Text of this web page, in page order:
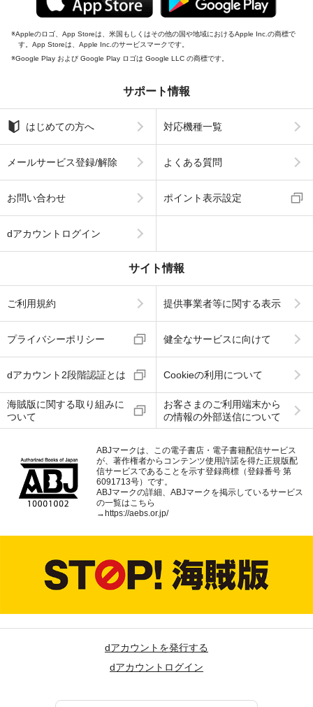
Appleのロゴ、App Storeは、米国もしくはその他の国や地域におけるApple Inc.の商標で
す。App Storeは、Apple Inc.のサービスマークです。
Google Play および Google Play ロゴは Google LLC の商標です。
サポート情報
はじめての方へ 対応機種一覧
メールサービス登録/解除 よくある質問
お問い合わせ ポイント表示設定
dアカウントログイン
サイト情報
ご利用規約 提供事業者等に関する表示
プライバシーポリシー 健全なサービスに向けて
dアカウント2段階認証とは Cookieの利用について
海賊版に関する取り組みに
ついて
お客さまのご利用端末から
の情報の外部送信について
ABJマークは、この電子書店・電子書籍配信サービス
が、著作権者からコンテンツ使用許諾を得た正規版配
信サービスであることを示す登録商標（登録番号 第
6091713号）です。
ABJマークの詳細、ABJマークを掲示しているサービス
の一覧はこちら
→ https://aebs.or.jp/
dアカウントを発行する
dアカウントログイン